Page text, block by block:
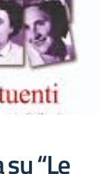
“Le